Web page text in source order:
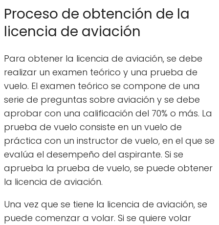
Proceso de obtención de la
licencia de aviación
Para obtener la licencia de aviación, se debe
realizar un examen teórico y una prueba de
vuelo. El examen teórico se compone de una
serie de preguntas sobre aviación y se debe
aprobar con una calificación del 70% o más. La
prueba de vuelo consiste en un vuelo de
práctica con un instructor de vuelo, en el que se
evalúa el desempeño del aspirante. Si se
aprueba la prueba de vuelo, se puede obtener
la licencia de aviación.
Una vez que se tiene la licencia de aviación, se
puede comenzar a volar. Si se quiere volar